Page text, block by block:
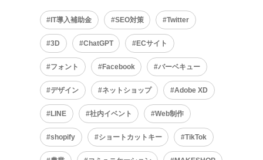
IT導入補助金 SEO対策 Twitter
3D ChatGPT ECサイト
フォント Facebook バーベキュー
デザイン ネットショップ Adobe XD
LINE 社内イベント Web制作
shopify ショートカットキー TikTok